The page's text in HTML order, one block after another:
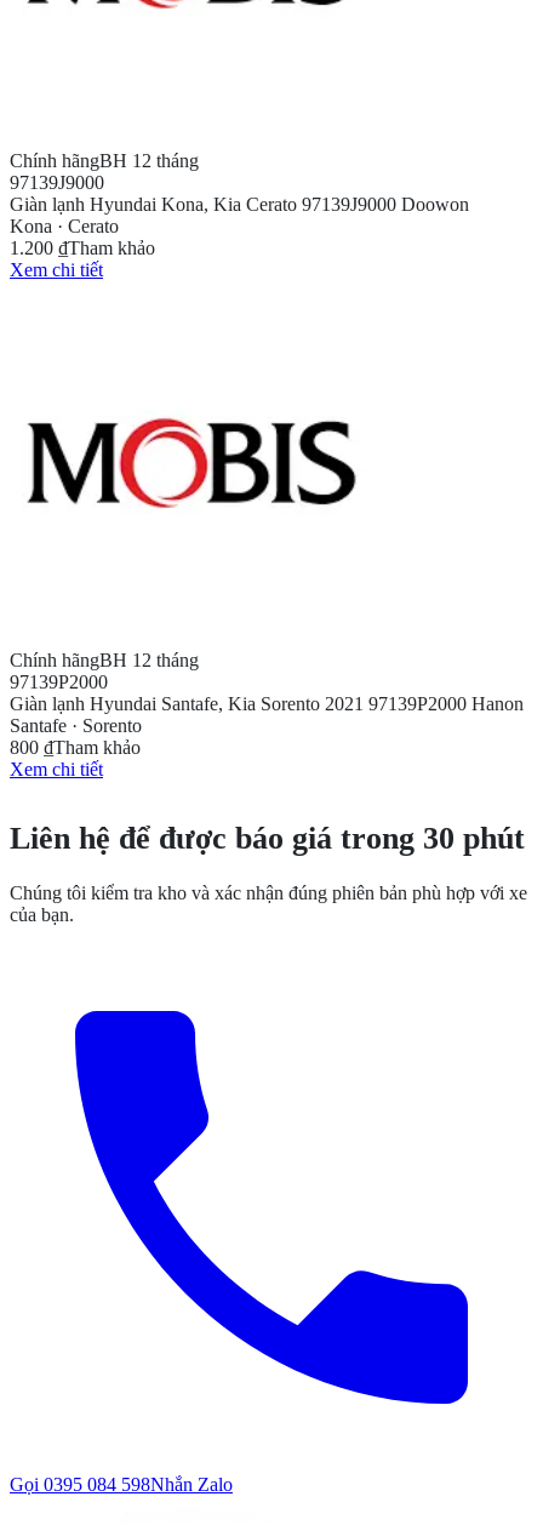
Chính hãngBH 12 tháng
97139J9000
Giàn lạnh Hyundai Kona, Kia Cerato 97139J9000 Doowon
Kona · Cerato
1.200 ₫Tham khảo
Xem chi tiết
Chính hãngBH 12 tháng
97139P2000
Giàn lạnh Hyundai Santafe, Kia Sorento 2021 97139P2000 Hanon
Santafe · Sorento
800 ₫Tham khảo
Xem chi tiết
Liên hệ để được báo giá trong 30 phút
Chúng tôi kiểm tra kho và xác nhận đúng phiên bản phù hợp với xe
của bạn.
Gọi 0395 084 598Nhắn Zalo